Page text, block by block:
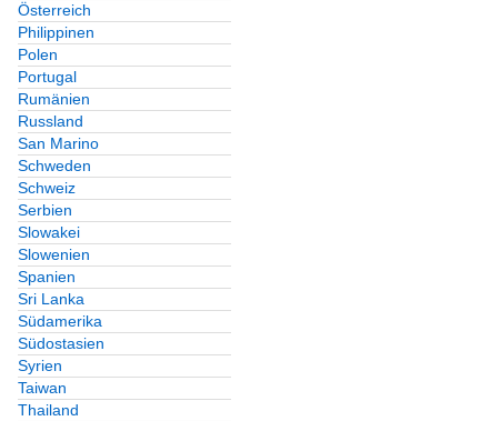
Österreich
Philippinen
Polen
Portugal
Rumänien
Russland
San Marino
Schweden
Schweiz
Serbien
Slowakei
Slowenien
Spanien
Sri Lanka
Südamerika
Südostasien
Syrien
Taiwan
Thailand